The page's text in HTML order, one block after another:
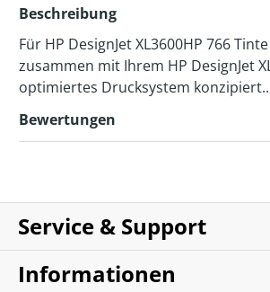
Beschreibung
Für HP DesignJet XL3600HP 766
zusammen mit Ihrem HP DesignJet
optimiertes Drucksystem
Bewertungen
Service & Support
Informationen